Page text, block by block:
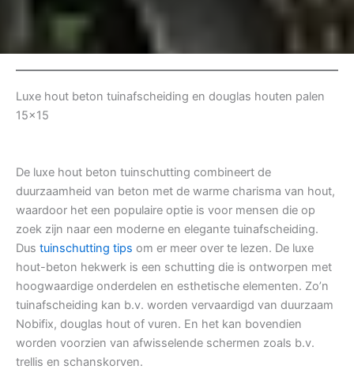
Luxe hout beton tuinafscheiding en douglas houten palen
15×15
De luxe hout beton tuinschutting combineert de
duurzaamheid van beton met de warme charisma van hout,
waardoor het een populaire optie is voor mensen die op
zoek zijn naar een moderne en elegante tuinafscheiding.
Dus tuinschutting tips om er meer over te lezen. De luxe
hout-beton hekwerk is een schutting die is ontworpen met
hoogwaardige onderdelen en esthetische elementen. Zo’n
tuinafscheiding kan b.v. worden vervaardigd van duurzaam
Nobifix, douglas hout of vuren. En het kan bovendien
worden voorzien van afwisselende schermen zoals b.v.
trellis en schanskorven.